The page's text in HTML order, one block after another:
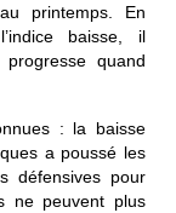
printemps. En
baisse, il
quand
: la baisse
a poussé les
défensives pour
ne peuvent plus